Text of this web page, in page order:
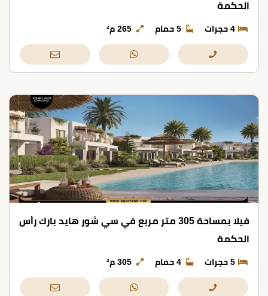
الحكمة
4 حجرات 5 حمام 265 م²
فيلا بمساحة 305 متر مربع في سي شور هايد بارك رأس
الحكمة
5 حجرات 4 حمام 305 م²